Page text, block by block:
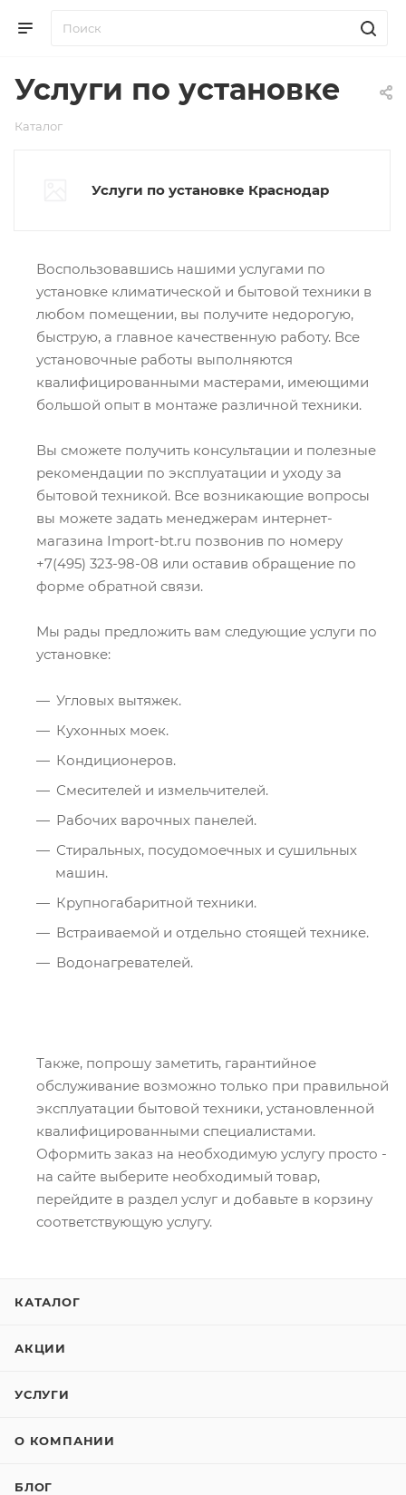
Услуги по установке
Каталог
Услуги по установке Краснодар
Воспользовавшись нашими услугами по
установке климатической и бытовой техники в
любом помещении, вы получите недорогую,
быструю, а главное качественную работу. Все
установочные работы выполняются
квалифицированными мастерами, имеющими
большой опыт в монтаже различной техники.
Вы сможете получить консультации и полезные
рекомендации по эксплуатации и уходу за
бытовой техникой. Все возникающие вопросы
вы можете задать менеджерам интернет-
магазина Import-bt.ru позвонив по номеру
+7(495) 323-98-08 или оставив обращение по
форме обратной связи.
Мы рады предложить вам следующие услуги по
установке:
Угловых вытяжек.
Кухонных моек.
Кондиционеров.
Смесителей и измельчителей.
Рабочих варочных панелей.
Стиральных, посудомоечных и сушильных
машин.
Крупногабаритной техники.
Встраиваемой и отдельно стоящей технике.
Водонагревателей.
Также, попрошу заметить, гарантийное
обслуживание возможно только при правильной
эксплуатации бытовой техники, установленной
квалифицированными специалистами.
Оформить заказ на необходимую услугу просто -
на сайте выберите необходимый товар,
перейдите в раздел услуг и добавьте в корзину
соответствующую услугу.
КАТАЛОГ
АКЦИИ
УСЛУГИ
О КОМПАНИИ
БЛОГ